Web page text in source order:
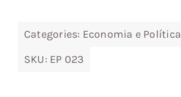
Categories: Economia e Política
SKU: EP 023